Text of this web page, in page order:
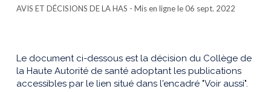
AVIS ET DÉCISIONS DE LA HAS - Mis en ligne le 06 sept. 2022
Le document ci-dessous est la décision du Collège de
la Haute Autorité de santé adoptant les publications
accessibles par le lien situé dans l'encadré "Voir aussi".